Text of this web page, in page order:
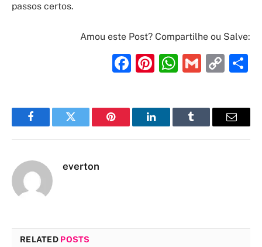
passos certos.
Amou este Post? Compartilhe ou Salve:
Facebook
Pinterest
Gmail
FacebookTwitter Pinterest LinkedInTumblr Email
everton
RELATED POSTS